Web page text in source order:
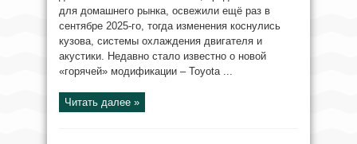
для домашнего рынка, освежили ещё раз в
сентябре 2025-го, тогда изменения коснулись
кузова, системы охлаждения двигателя и
акустики. Недавно стало известно о новой
«горячей» модификации – Toyota ...
Читать далее »